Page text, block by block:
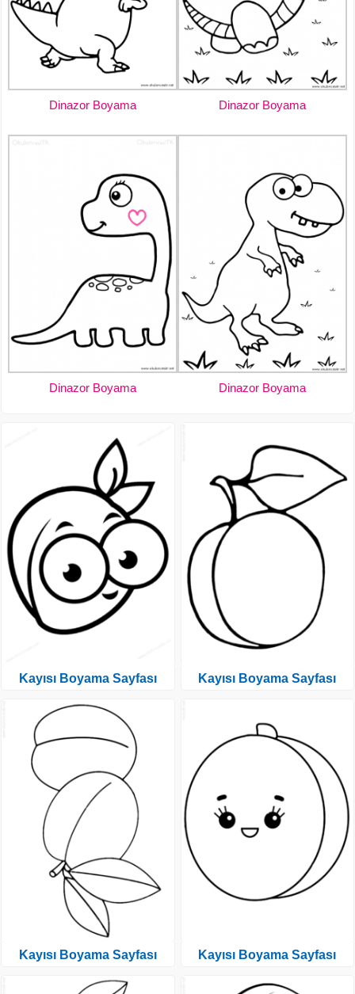
Dinazor Boyama Dinazor Boyama
Dinazor Boyama Dinazor Boyama
Kayısı Boyama Sayfası
Kayısı Boyama Sayfası
Kayısı Boyama Sayfası
Kayısı Boyama Sayfası